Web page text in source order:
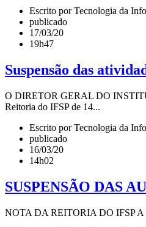
Escrito por Tecnologia da
publicado
17/03/20
19h47
Suspensão das
O DIRETOR GERAL DO
Reitoria do IFSP de 14...
Escrito por Tecnologia da
publicado
16/03/20
14h02
SUSPENSÃO DAS
NOTA DA REITORIA DO IFSP A